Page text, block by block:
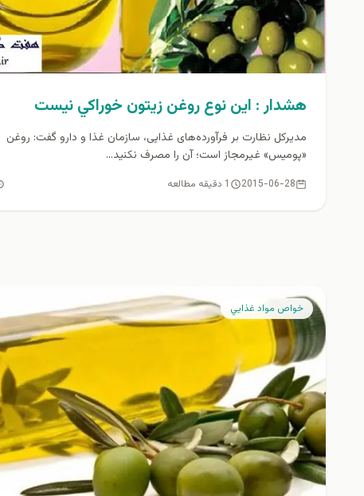
هشدار : اين نوع روغن زيتون خوراكي نيست
مدیرکل نظارت بر فرآورده‌های غذایی، سازمان غذا و دارو گفت: روغن
«پومیس» غیرمجاز است؛ آن را مصرف نکنید...
2015-06-28 1 دقیقه مطالعه
خواص مواد غذايي